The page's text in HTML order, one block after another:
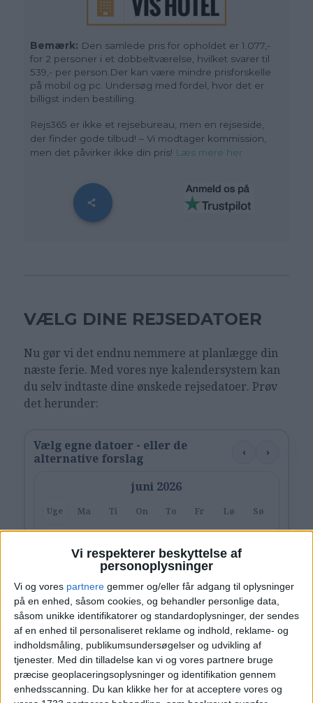
Vi respekterer beskyttelse af
personoplysninger
Vi og vores partnere gemmer og/eller får adgang til oplysninger
på en enhed, såsom cookies, og behandler personlige data,
såsom unikke identifikatorer og standardoplysninger, der sendes
af en enhed til personaliseret reklame og indhold, reklame- og
indholdsmåling, publikumsundersøgelser og udvikling af
tjenester. Med din tilladelse kan vi og vores partnere bruge
præcise geoplaceringsoplysninger og identifikation gennem
enhedsscanning. Du kan klikke her for at acceptere vores og
Bemærk: Den samlede pris for opholdet er 1.077,-
for 2 personer i et dobbeltværelse, hvilket svarer til
539,- per person.Der kan være mindre prisforskelle
på mobil og pc. Undersøg med fordel, hvor det er
billigst inden bestilling.
Rejs365 er ikke et rejsebureau, men en rejseside,
der finder gode tilbud! – Vi modtager kommission,
men det påvirker ikke din pris! Læs mere her
VÆLG DINE REJSEDATOER
Nu gør vi det endnu nemmere at planlægge din
næste ferie. Med vores nye kalendersystem kan
du selv indtaste dine ønskede rejsedatoer. Prøv
det herunder:
Vælg egne datoer - eller de
alternative forslag
‹ ›
juni 2026
Uge Ma Ti On To Fr Lø Sø
11 12
U25 15 16 17 18 19 20 21
U26 22 23 24 26 27 28
U27 29 30